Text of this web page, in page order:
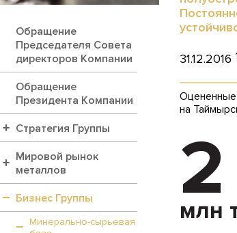
Обращение
Председателя Совета
директоров Компании
Обращение
Президента Компании
Стратегия Группы
Мировой рынок
металлов
Бизнес Группы
Минерально-сырьевая
31.12.2016 1
на
млн